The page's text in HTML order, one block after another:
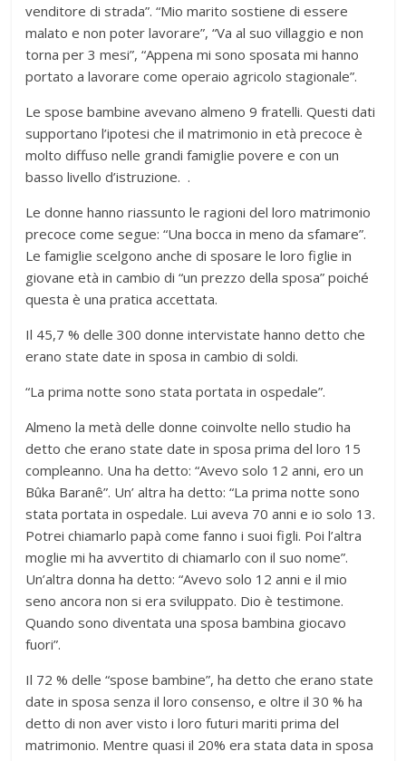
venditore di strada”. “Mio marito sostiene di essere
malato e non poter lavorare”, “Va al suo villaggio e non
torna per 3 mesi”, “Appena mi sono sposata mi hanno
portato a lavorare come operaio agricolo stagionale”.
Le spose bambine avevano almeno 9 fratelli. Questi dati
supportano l’ipotesi che il matrimonio in età precoce è
molto diffuso nelle grandi famiglie povere e con un
basso livello d’istruzione. .
Le donne hanno riassunto le ragioni del loro matrimonio
precoce come segue: “Una bocca in meno da sfamare”.
Le famiglie scelgono anche di sposare le loro figlie in
giovane età in cambio di “un prezzo della sposa” poiché
questa è una pratica accettata.
Il 45,7 % delle 300 donne intervistate hanno detto che
erano state date in sposa in cambio di soldi.
“La prima notte sono stata portata in ospedale”.
Almeno la metà delle donne coinvolte nello studio ha
detto che erano state date in sposa prima del loro 15
compleanno. Una ha detto: “Avevo solo 12 anni, ero un
Bûka Baranê”. Un’ altra ha detto: “La prima notte sono
stata portata in ospedale. Lui aveva 70 anni e io solo 13.
Potrei chiamarlo papà come fanno i suoi figli. Poi l’altra
moglie mi ha avvertito di chiamarlo con il suo nome”.
Un’altra donna ha detto: “Avevo solo 12 anni e il mio
seno ancora non si era sviluppato. Dio è testimone.
Quando sono diventata una sposa bambina giocavo
fuori”.
Il 72 % delle “spose bambine”, ha detto che erano state
date in sposa senza il loro consenso, e oltre il 30 % ha
detto di non aver visto i loro futuri mariti prima del
matrimonio. Mentre quasi il 20% era stata data in sposa